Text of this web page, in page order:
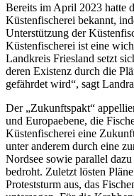
Bereits im April 2023 hatte
Küstenfischerei bekannt,
Unterstützung der
Küstenfischerei ist eine
Landkreis Friesland setzt
deren Existenz durch die
gefährdet wird“, sagt
Der „Zukunftspakt“
und Europaebene, die
Küstenfischerei eine
unter anderem durch eine
Nordsee sowie parallel
bedroht. Zuletzt lösten
Proteststurm aus, das